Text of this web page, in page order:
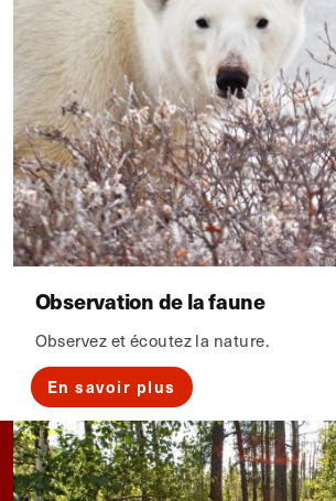
Observation de la faune
Observez et écoutez la nature.
En savoir plus